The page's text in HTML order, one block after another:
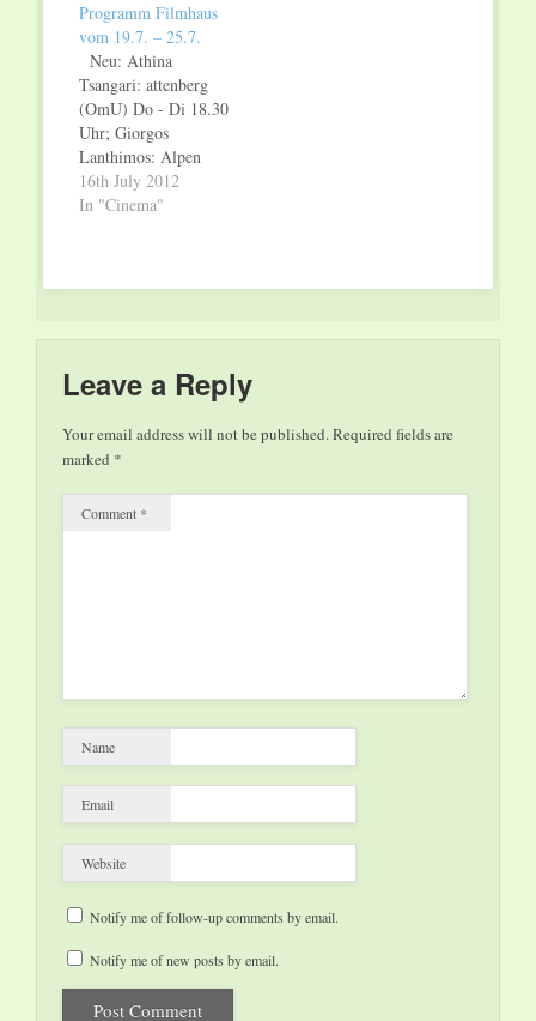
21.00, Di + Mi 19.00
Uhr; Uhr; Wir
verlängern: Felix
Stienz: puppe, icke
und der dicke So +
Mo 19.00, Di +…
Programm Filmhaus
vom 19.7. – 25.7.
Neu: Athina
Tsangari: attenberg
(OmU) Do - Di 18.30
Uhr; Giorgos
Lanthimos: Alpen
(OmU) Do – Mo + Mi
20.30 Uhr; Dietrich
links! Do – Mi 18.00,
20.00, Mo…
16th July 2012
In "Cinema"
Leave a Reply
Your email address will not be published.Required fields are
marked *
Comment *
Name
Email
Website
Notify me of follow-up comments by email.
Notify me of new posts by email.